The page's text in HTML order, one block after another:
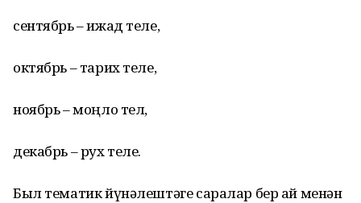
сентябрь – ижад теле,
октябрь – тарих теле,
ноябрь – моңло тел,
декабрь – рух теле.
Был тематик йүнәлештәге саралар бер ай менән